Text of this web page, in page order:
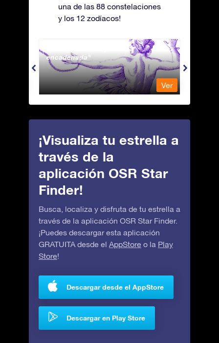
una de las 88 constelaciones
y los 12 zodíacos!
Andromeda - La princesa
encadenada
Ver
¡Visualiza tu estrella a
través de la
aplicación OSR Star
Finder!
Busca, localiza y disfruta de tu estrella a
través de la aplicación OSR Star Finder.
¡Puedes descargar esta aplicación
GRATUITA desde el AppStore o la Play
Store!
Descargar desde el AppStore
Descargar en Play Store